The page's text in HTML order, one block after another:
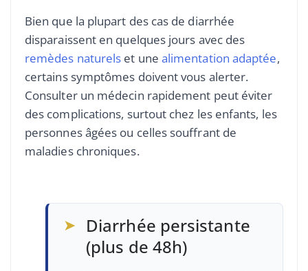
Bien que la plupart des cas de diarrhée
disparaissent en quelques jours avec des
remèdes naturels et une alimentation adaptée,
certains symptômes doivent vous alerter.
Consulter un médecin rapidement peut éviter
des complications, surtout chez les enfants, les
personnes âgées ou celles souffrant de
maladies chroniques.
➤ Diarrhée persistante
(plus de 48h)